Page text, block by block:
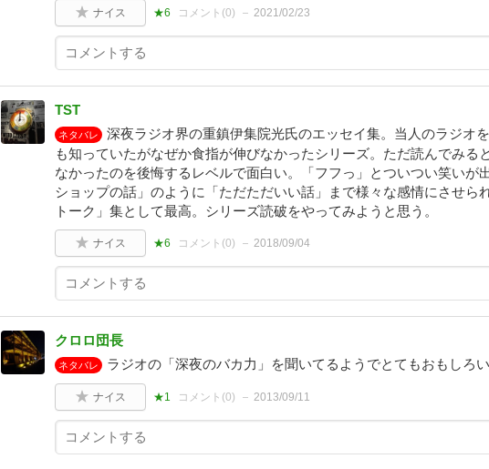
ナイス ★6 コメント(0) 2021/02/23
TST
ネタバレ
深夜ラジオ界の重鎮伊集院光氏のエッセイ集。当人のラジオ
も知っていたがなぜか食指が伸びなかったシリーズ。ただ読んでみる
なかったのを後悔するレベルで面白い。「フフっ」とついつい笑いが
ショップの話」のように「ただただいい話」まで様々な感情にさせら
トーク」集として最高。シリーズ読破をやってみようと思う。
ナイス ★6 コメント(0) 2018/09/04
クロロ団長
ネタバレ ラジオの「深夜のバカ力」を聞いてるようでとてもおもしろい
ナイス ★1 コメント(0) 2013/09/11